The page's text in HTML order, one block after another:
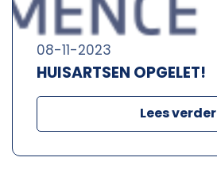
HUISARTSEN OPGELET!
08-11-2023
Lees verder